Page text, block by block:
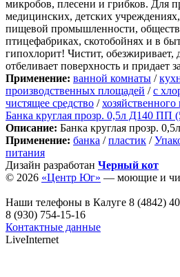
микробов, плесени и грибков. Для
медицинских, детских
пищевой промышленности,
птицефабриках, скотобойнях и в
гипохлорит! Чистит, обезжиривает,
отбеливает поверхность и придает
Применение: ванной комнаты /
производственных площадей /с
чистящее средство /хозяйственного
Банка круглая прозр. 0,5л Д140 ПП
Описание: Банка круглая прозр.
Применение: банка /пластик /
питания
Дизайн разработан Черный кот
© 2026 «Центр Юг» — моющие и
Наши телефоны в Калуге 8 (4842)
8 (930) 754-15-16
Контактные данные
LiveInternet